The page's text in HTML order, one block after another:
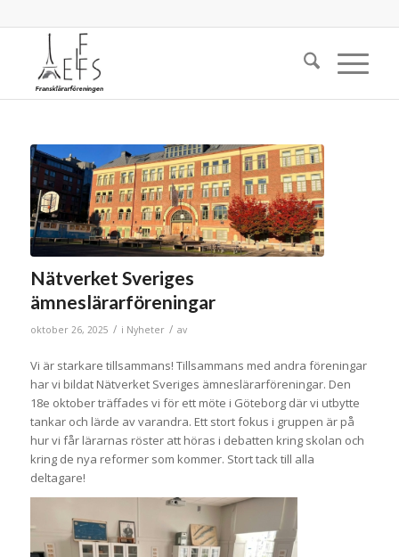
Nätverket Sveriges
ämneslärarföreningar
oktober 26, 2025 / i Nyheter / av
Vi är starkare tillsammans! Tillsammans med andra föreningar
har vi bildat Nätverket Sveriges ämneslärarföreningar. Den
18e oktober träffades vi för ett möte i Göteborg där vi utbytte
tankar och lärde av varandra. Ett stort fokus i gruppen är på
hur vi får lärarnas röster att höras i debatten kring skolan och
kring de nya reformer som kommer. Stort tack till alla
deltagare!